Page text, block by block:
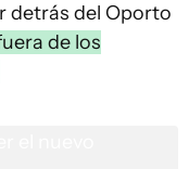
detrás del Oporto
de los